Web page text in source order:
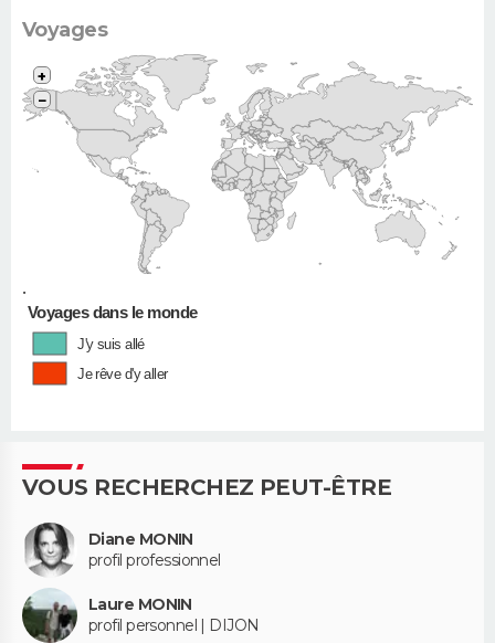
Voyages
•
+
−
Voyages dans le monde
J'y suis allé
Je rêve d'y aller
VOUS RECHERCHEZ PEUT-ÊTRE
Diane MONIN
profil professionnel
Laure MONIN
profil personnel | DIJON